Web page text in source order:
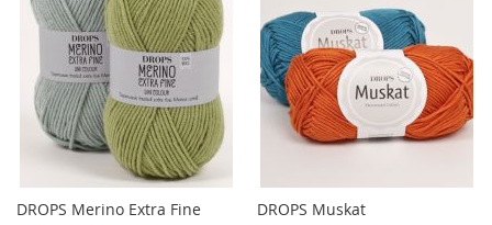
DROPS Merino Extra Fine
DROPS Muskat